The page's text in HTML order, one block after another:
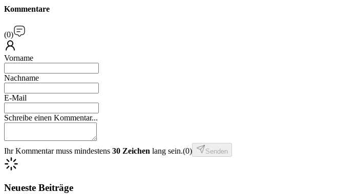
Kommentare
(0)
Vorname
Nachname
E-Mail
Schreibe einen Kommentar...
Ihr Kommentar muss mindestens 30 Zeichen lang sein.(0) Senden
Neueste Beiträge